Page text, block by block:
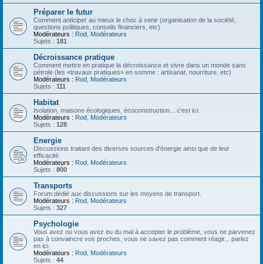
Préparer le futur
Comment anticiper au mieux le choc à venir (organisation de la société,
questions politiques, conseils financiers, etc).
Modérateurs : Rod Modérateurs
Sujets : 181
Décroissance pratique
Comment mettre en pratique la décroissance et vivre dans un monde sans
pétrole (les «travaux pratiques» en somme : artisanat, nourriture, etc)
Modérateurs : Rod Modérateurs
Sujets : 111
Habitat
Isolation, maisons écologiques, écoconstruction... c'est ici.
Modérateurs : Rod Modérateurs
Sujets : 128
Energie
Discussions traitant des diverses sources d'énergie ainsi que de leur
efficacité.
Modérateurs : Rod Modérateurs
Sujets : 800
Transports
Forum dédié aux discussions sur les moyens de transport.
Modérateurs : Rod Modérateurs
Sujets : 327
Psychologie
Vous avez ou vous avez eu du mal à accepter le problème, vous ne parvenez
pas à convaincre vos proches, vous ne savez pas comment réagir... parlez
en ici.
Modérateurs : Rod Modérateurs
Sujets : 44